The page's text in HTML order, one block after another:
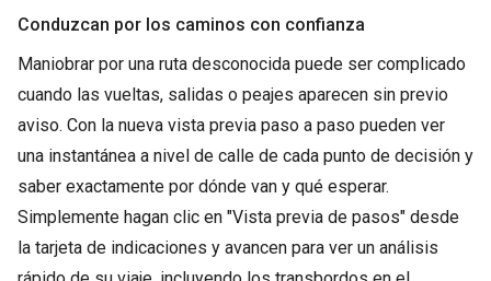
Conduzcan por los caminos con confianza
Maniobrar por una ruta desconocida puede ser complicado
cuando las vueltas, salidas o peajes aparecen sin previo
aviso. Con la nueva vista previa paso a paso pueden ver
una instantánea a nivel de calle de cada punto de decisión y
saber exactamente por dónde van y qué esperar.
Simplemente hagan clic en "Vista previa de pasos" desde
la tarjeta de indicaciones y avancen para ver un análisis